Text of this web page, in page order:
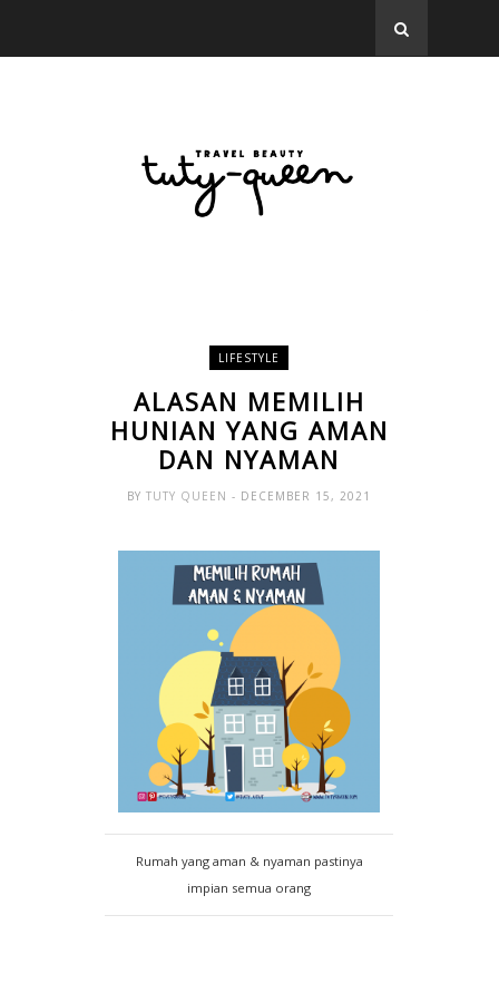
LIFESTYLE
ALASAN MEMILIH
HUNIAN YANG AMAN
DAN NYAMAN
BYTUTY QUEEN- DECEMBER 15, 2021
Rumah yang aman & nyaman pastinya
impian semua orang